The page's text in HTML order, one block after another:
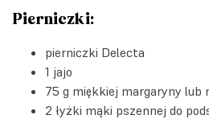
Pierniczki:
pierniczki Delecta
1 jajo
75 g miękkiej margaryny lub
2 łyżki mąki pszennej do